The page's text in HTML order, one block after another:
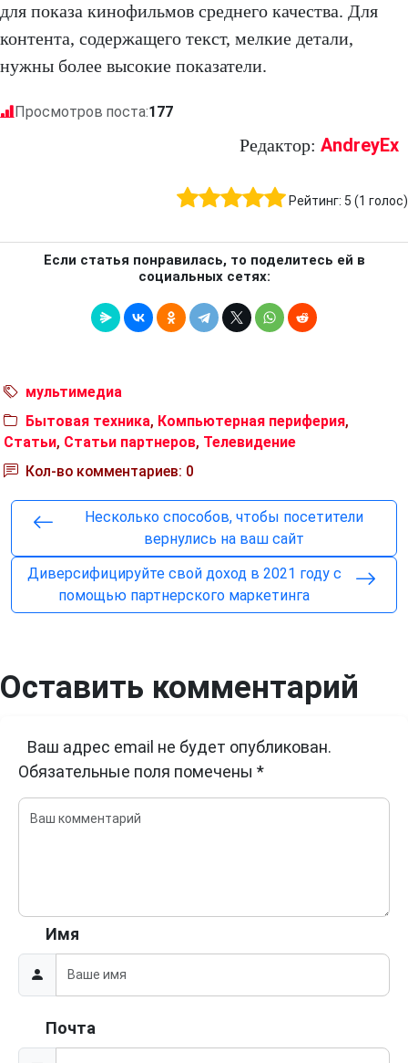
для показа кинофильмов среднего качества. Для
контента, содержащего текст, мелкие детали,
нужны более высокие показатели.
Просмотров поста:177
Редактор: AndreyEx
Рейтинг: 5 (1 голос)
Если статья понравилась, то поделитесь ей в
социальных сетях:
мультимедиа
Бытовая техника, Компьютерная периферия,
Статьи, Статьи партнеров, Телевидение
Кол-во комментариев: 0
Несколько способов, чтобы посетители
вернулись на ваш сайт
Диверсифицируйте свой доход в 2021 году с
помощью партнерского маркетинга
Оставить комментарий
Ваш адрес email не будет опубликован.
Обязательные поля помечены *
Имя
Почта